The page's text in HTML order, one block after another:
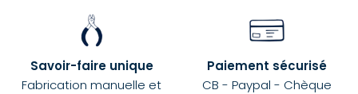
Savoir-faire unique
Fabrication manuelle et
Paiement sécurisé
CB - Paypal - Chèque